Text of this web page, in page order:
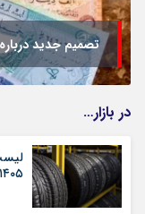
تصمیم جدید
در بازار…
۱۴۰۵